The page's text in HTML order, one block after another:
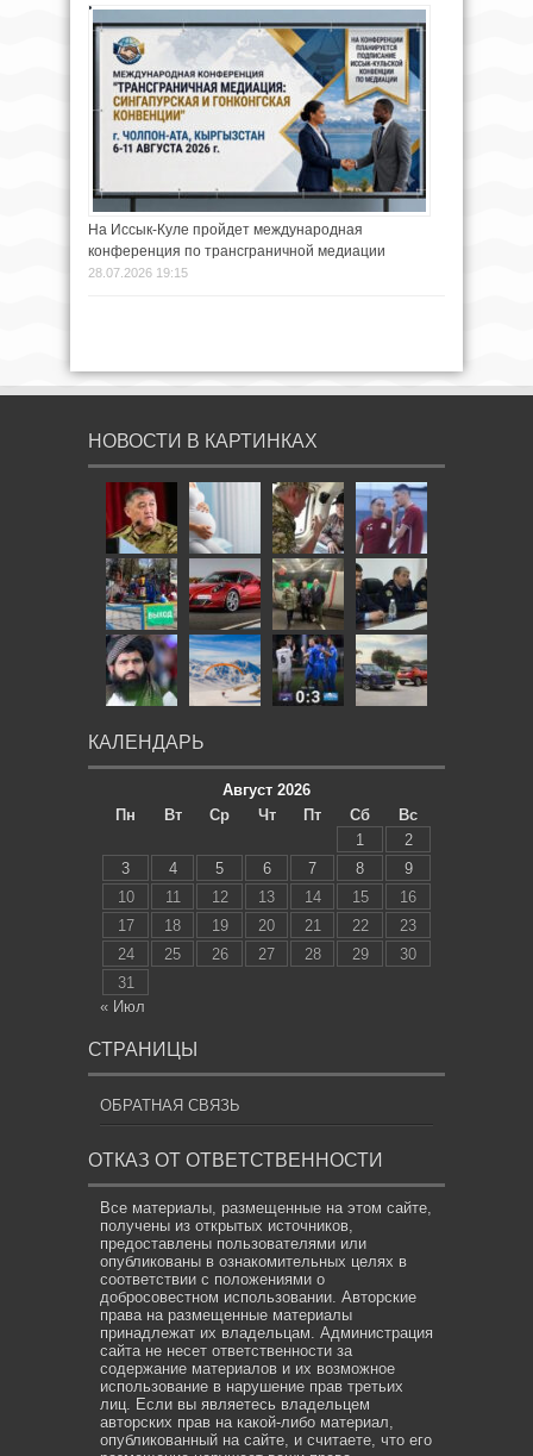
На Иссык-Куле пройдет международная
конференция по трансграничной медиации
28.07.2026 19:15
НОВОСТИ В КАРТИНКАХ
КАЛЕНДАРЬ
Август 2026
Пн
Вт Ср Чт Пт Сб
Вс
1
2
3
4 5 6 7 8
9
10
11 12 13 14 15
16
17
18 19 20 21 22
23
24
25 26 27 28 29
30
31
« Июл
СТРАНИЦЫ
ОБРАТНАЯ СВЯЗЬ
ОТКАЗ ОТ ОТВЕТСТВЕННОСТИ
Все материалы, размещенные на этом сайте,
получены из открытых источников,
предоставлены пользователями или
опубликованы в ознакомительных целях в
соответствии с положениями о
добросовестном использовании. Авторские
права на размещенные материалы
принадлежат их владельцам. Администрация
сайта не несет ответственности за
содержание материалов и их возможное
использование в нарушение прав третьих
лиц. Если вы являетесь владельцем
авторских прав на какой-либо материал,
опубликованный на сайте, и считаете, что его